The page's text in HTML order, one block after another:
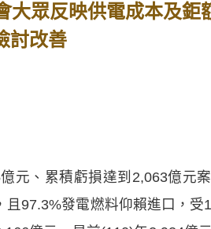
大眾反映供電成本及鉅
討改善
元、累積虧損達到2,063億元
97.3%發電燃料仰賴進口，受